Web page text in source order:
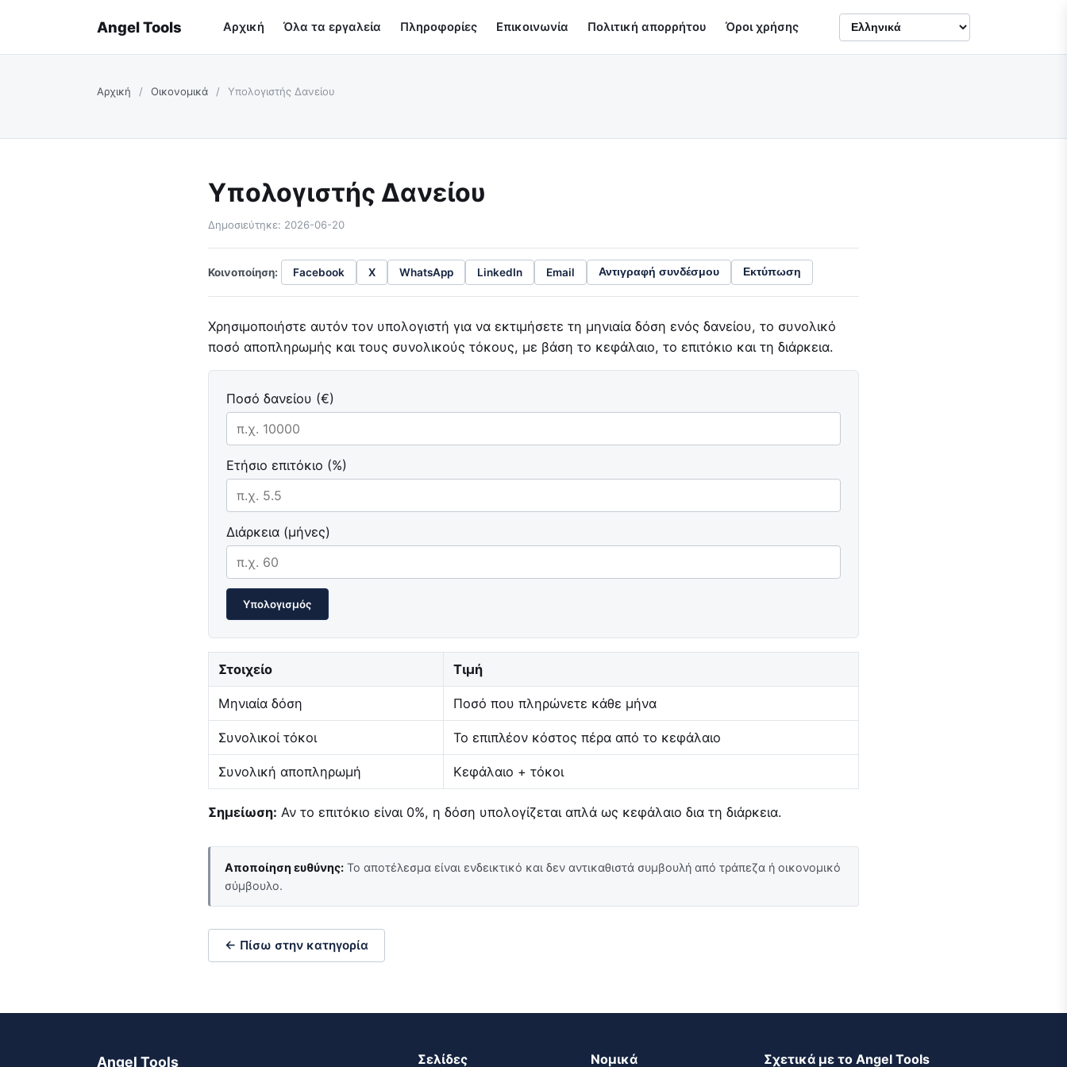
Angel Tools Αρχική Όλα τα εργαλεία Πληροφορίες Επικοινωνία Πολιτική απορρήτου Όροι χρήσης
Αρχική / Οικονομικά / Υπολογιστής Δανείου
Υπολογιστής Δανείου
Δημοσιεύτηκε: 2026-06-20
Κοινοποίηση: Facebook X WhatsApp LinkedIn Email Αντιγραφή συνδέσμου Εκτύπωση
Χρησιμοποιήστε αυτόν τον υπολογιστή για να εκτιμήσετε τη μηνιαία δόση ενός δανείου, το συνολικό
ποσό αποπληρωμής και τους συνολικούς τόκους, με βάση το κεφάλαιο, το επιτόκιο και τη διάρκεια.
Ποσό δανείου (€)
Ετήσιο επιτόκιο (%)
Διάρκεια (μήνες)
Υπολογισμός
Στοιχείο Τιμή
Μηνιαία δόση Ποσό που πληρώνετε κάθε μήνα
Συνολικοί τόκοι Το επιπλέον κόστος πέρα από το κεφάλαιο
Συνολική αποπληρωμή Κεφάλαιο + τόκοι
Σημείωση: Αν το επιτόκιο είναι 0%, η δόση υπολογίζεται απλά ως κεφάλαιο δια τη διάρκεια.
Αποποίηση ευθύνης: Το αποτέλεσμα είναι ενδεικτικό και δεν αντικαθιστά συμβουλή από τράπεζα ή οικονομικό
σύμβουλο.
← Πίσω στην κατηγορία
Angel Tools Σελίδες Νομικά Σχετικά με το Angel Tools